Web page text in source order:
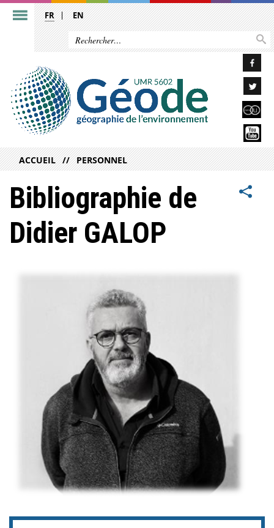
FR EN
ACCUEIL PERSONNEL
Bibliographie de
Didier GALOP